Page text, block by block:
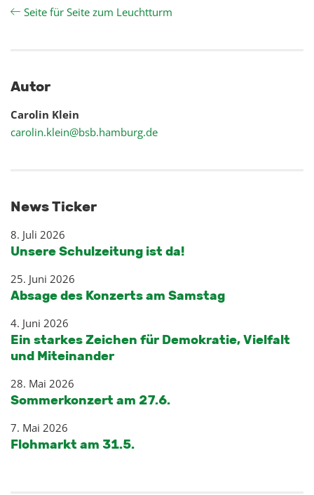
Seite für Seite zum Leuchtturm
Autor
Carolin Klein
carolin.klein@bsb.hamburg.de
News Ticker
8. Juli 2026
Unsere Schulzeitung ist da!
25. Juni 2026
Absage des Konzerts am Samstag
4. Juni 2026
Ein starkes Zeichen für Demokratie, Vielfalt
und Miteinander
28. Mai 2026
Sommerkonzert am 27.6.
7. Mai 2026
Flohmarkt am 31.5.